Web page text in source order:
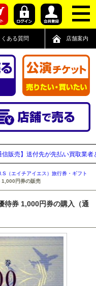
くある質問 店舗案内
】送付先が先払い買取業者と思
（エイチアイエス）旅行券・ギフト
1,000円券の販売
待券 1,000円券の購入（通